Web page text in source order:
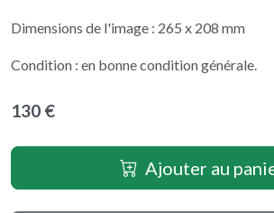
Dimensions de l'image : 265 x 208 mm
Condition : en bonne condition générale.
130 €
Ajouter au